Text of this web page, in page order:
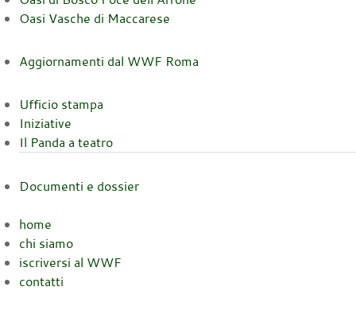
Oasi Vasche di Maccarese
Aggiornamenti dal WWF Roma
Ufficio stampa
Iniziative
Il Panda a teatro
Documenti e dossier
home
chi siamo
iscriversi al WWF
contatti